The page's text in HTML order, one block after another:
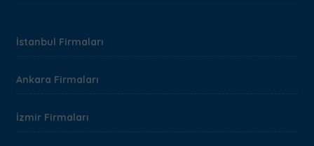
İstanbul Firmaları
Ankara Firmaları
İzmir Firmaları